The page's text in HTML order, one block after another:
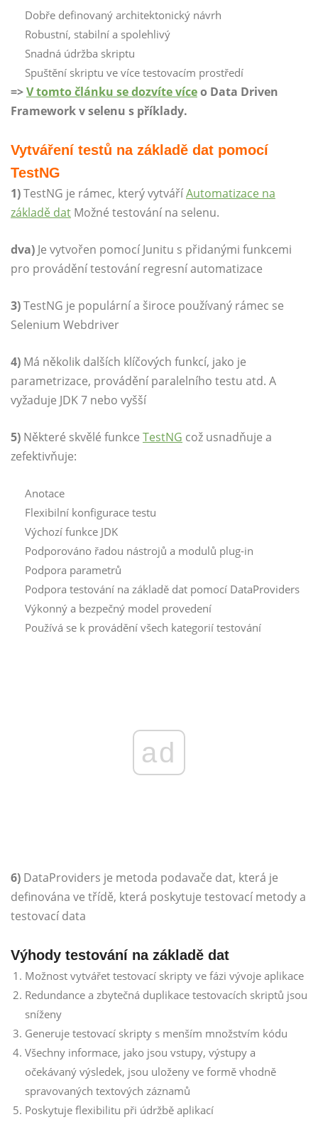
Dobře definovaný architektonický návrh
Robustní, stabilní a spolehlivý
Snadná údržba skriptu
Spuštění skriptu ve více testovacím prostředí
=>V tomto článku se dozvíte víceo Data Driven
Framework v selenu s příklady.
Vytváření testů na základě dat pomocí
TestNG
1)TestNG je rámec, který vytváříAutomatizace na
základě dat Možné testování na selenu.
dva) Je vytvořen pomocí Junitu s přidanými funkcemi
pro provádění testování regresní automatizace
3)TestNG je populární a široce používaný rámec se
Selenium Webdriver
4) Má několik dalších klíčových funkcí, jako je
parametrizace, provádění paralelního testu atd. A
vyžaduje JDK 7 nebo vyšší
5) Některé skvělé funkce TestNG což usnadňuje a
zefektivňuje:
Anotace
Flexibilní konfigurace testu
Výchozí funkce JDK
Podporováno řadou nástrojů a modulů plug-in
Podpora parametrů
Podpora testování na základě dat pomocí DataProviders
Výkonný a bezpečný model provedení
Používá se k provádění všech kategorií testování
ad
6) DataProviders je metoda podavače dat, která je
definována ve třídě, která poskytuje testovací metody a
testovací data
Výhody testování na základě dat
Možnost vytvářet testovací skripty ve fázi vývoje aplikace
Redundance a zbytečná duplikace testovacích skriptů jsou
sníženy
Generuje testovací skripty s menším množstvím kódu
Všechny informace, jako jsou vstupy, výstupy a
očekávaný výsledek, jsou uloženy ve formě vhodně
spravovaných textových záznamů
Poskytuje flexibilitu při údržbě aplikací